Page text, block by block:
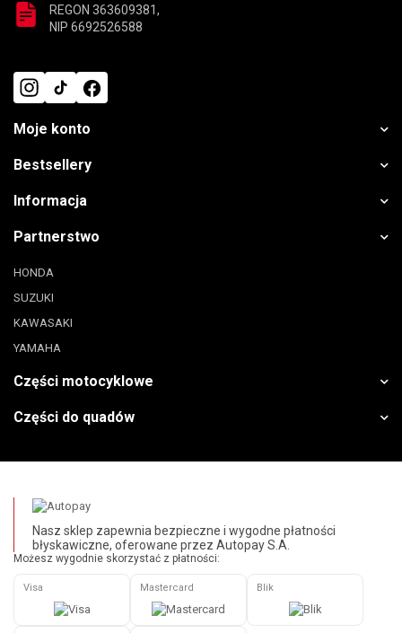
REGON 363609381,
NIP 6692526588
Moje konto
Bestsellery
Informacja
Partnerstwo
HONDA
SUZUKI
KAWASAKI
YAMAHA
Części motocyklowe
Części do quadów
Nasz sklep zapewnia bezpieczne i wygodne płatności
błyskawiczne, oferowane przez Autopay S.A.
Możesz wygodnie skorzystać z płatności:
Visa Mastercard Blik